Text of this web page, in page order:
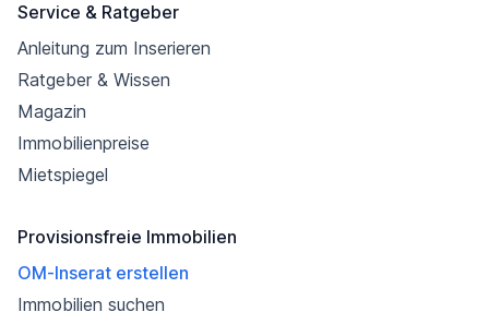
Service & Ratgeber
Anleitung zum Inserieren
Ratgeber & Wissen
Magazin
Immobilienpreise
Mietspiegel
Provisionsfreie Immobilien
OM-Inserat erstellen
Immobilien suchen